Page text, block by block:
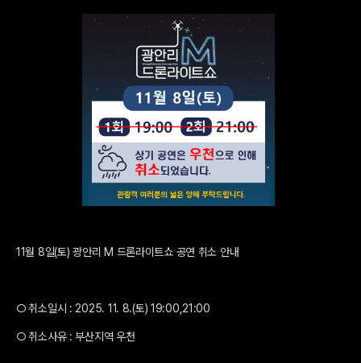
11월 8일(토) 광안리 M 드론라이트쇼 공연 취소 안내
○ 취소일시 : 2025. 11. 8.(토) 19:00,21:00
○ 취소사유 : 부산지역 우천